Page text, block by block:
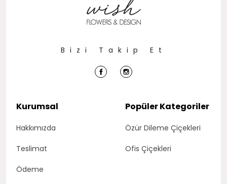
Kurumsal
Hakkımızda
Teslimat
Ödeme
Popüler Kategoriler
Özür Dileme Çiçekleri
Ofis Çiçekleri
Bizi Takip Et